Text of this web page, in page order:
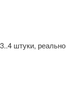
штуки, реально